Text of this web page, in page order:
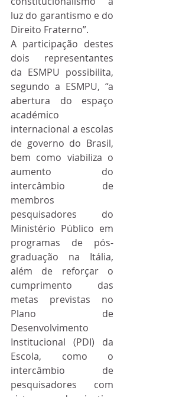
luz do garantismo e do
Direito Fraterno”.
A participação destes
dois representantes
da ESMPU possibilita,
segundo a ESMPU, “a
abertura do espaço
académico
internacional a escolas
de governo do Brasil,
bem como viabiliza o
aumento do
intercâmbio de
membros
pesquisadores do
Ministério Público em
programas de pós-
graduação na Itália,
além de reforçar o
cumprimento das
metas previstas no
Plano de
Desenvolvimento
Institucional (PDI) da
Escola, como o
intercâmbio de
pesquisadores com